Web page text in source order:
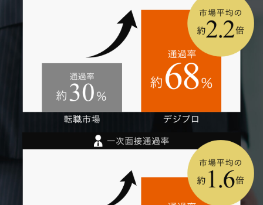
株式会社GROWBIN
駅近ドットコム株式会社
株式会社ハイスコア
株式会社らしんばん
株式会社ディスカバリー
株式会社ユースラッシュ